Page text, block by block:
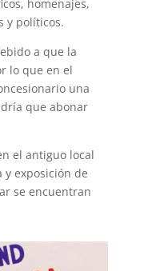
homenajes,
y políticos.
a que la
lo que en el
una
que abonar
el antiguo local
exposición de
se encuentran